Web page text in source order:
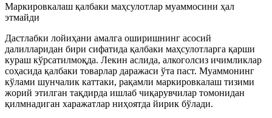
Маркировкалаш қалбаки маҳсулотлар муаммосини ҳал
этмайди
Дастлабки лойиҳани амалга оширишнинг асосий
далилларидан бири сифатида қалбаки маҳсулотларга қарши
кураш кўрсатилмоқда. Лекин аслида, алкоголсиз ичимликлар
соҳасида қалбаки товарлар даражаси ўта паст. Муаммонинг
кўлами шунчалик каттаки, рақамли маркировкалаш тизими
жорий этилган тақдирда ишлаб чиқарувчилар томонидан
қилмнадиган харажатлар ниҳоятда йирик бўлади.